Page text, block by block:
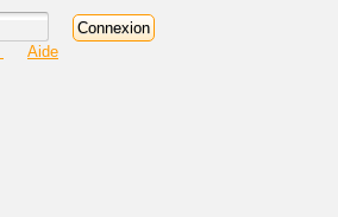
Aide